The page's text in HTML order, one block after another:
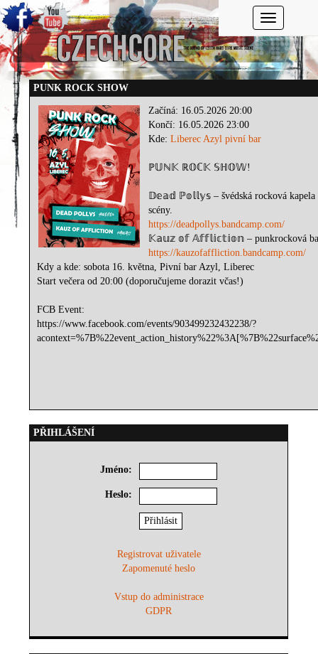
Toggle
PUNK ROCK SHOW
Začíná: 16.05.2026 20:00
Končí: 16.05.2026 23:00
Kde:Liberec Azyl pivní bar
ℙ𝕌ℕ𝕂 ℝ𝕆ℂ𝕂 𝕊ℍ𝕆𝕎!
𝔻𝕖𝕒𝕕 ℙ𝕠𝕝𝕝𝕪𝕤 – švédská rocková
scény.
https://deadpollys.bandcamp.com/
𝕂𝕒𝕦𝕫 𝕠𝕗 𝔸𝕗𝕗𝕝𝕚𝕔𝕥𝕚𝕠𝕟 – punkrocková
https://kauzofaffliction.bandcamp.com/
Kdy a kde: sobota 16. května, Pivní bar Azyl, Liberec
Start večera od 20:00 (doporučujeme dorazit včas!)
FCB Event:
https://www.facebook.com/events/903499232432238/?
PŘIHLÁŠENÍ
Jméno:
Heslo:
Registrovat uživatele
Zapomenuté heslo
Vstup do administrace
GDPR